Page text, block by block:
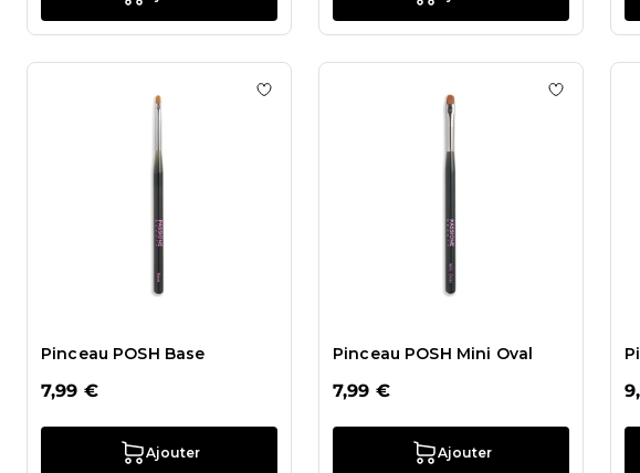
Pinceau POSH Base
7,99 €
Ajouter
Ajouter à la liste de souhaits Pinceau POSH Base
Pinceau POSH Mini Oval
7,99 €
Ajouter
Ajouter à